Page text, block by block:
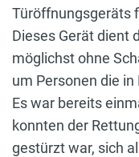
Türöffnungsgeräts
Dieses Gerät dient
möglichst ohne
um Personen die
Es war bereits
konnten der
gestürzt war, sich